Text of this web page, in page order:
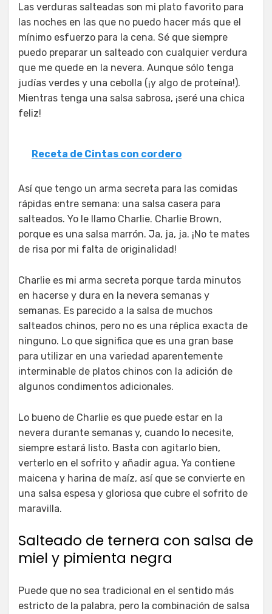
Las verduras salteadas son mi plato favorito para
las noches en las que no puedo hacer más que el
mínimo esfuerzo para la cena. Sé que siempre
puedo preparar un salteado con cualquier verdura
que me quede en la nevera. Aunque sólo tenga
judías verdes y una cebolla (¡y algo de proteína!).
Mientras tenga una salsa sabrosa, ¡seré una chica
feliz!
Receta de Cintas con cordero
Así que tengo un arma secreta para las comidas
rápidas entre semana: una salsa casera para
salteados. Yo le llamo Charlie. Charlie Brown,
porque es una salsa marrón. Ja, ja, ja. ¡No te mates
de risa por mi falta de originalidad!
Charlie es mi arma secreta porque tarda minutos
en hacerse y dura en la nevera semanas y
semanas. Es parecido a la salsa de muchos
salteados chinos, pero no es una réplica exacta de
ninguno. Lo que significa que es una gran base
para utilizar en una variedad aparentemente
interminable de platos chinos con la adición de
algunos condimentos adicionales.
Lo bueno de Charlie es que puede estar en la
nevera durante semanas y, cuando lo necesite,
siempre estará listo. Basta con agitarlo bien,
verterlo en el sofrito y añadir agua. Ya contiene
maicena y harina de maíz, así que se convierte en
una salsa espesa y gloriosa que cubre el sofrito de
maravilla.
Salteado de ternera con salsa de
miel y pimienta negra
Puede que no sea tradicional en el sentido más
estricto de la palabra, pero la combinación de salsa